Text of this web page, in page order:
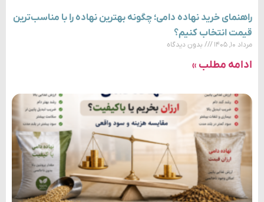
راهنمای خرید نهاده دامی؛ چگونه بهترین نهاده را با مناسب‌ترین
قیمت انتخاب کنیم؟
مرداد ۱۰, ۱۴۰۵ بدون دیدگاه
ادامه مطلب »